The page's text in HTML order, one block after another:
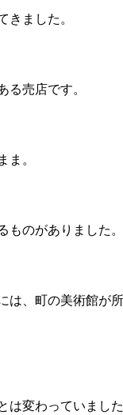
きました。
る売店です。
ま。
ものがありました。
は、町の美術館が
は変わっていました